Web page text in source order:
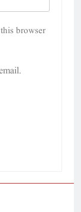
browser